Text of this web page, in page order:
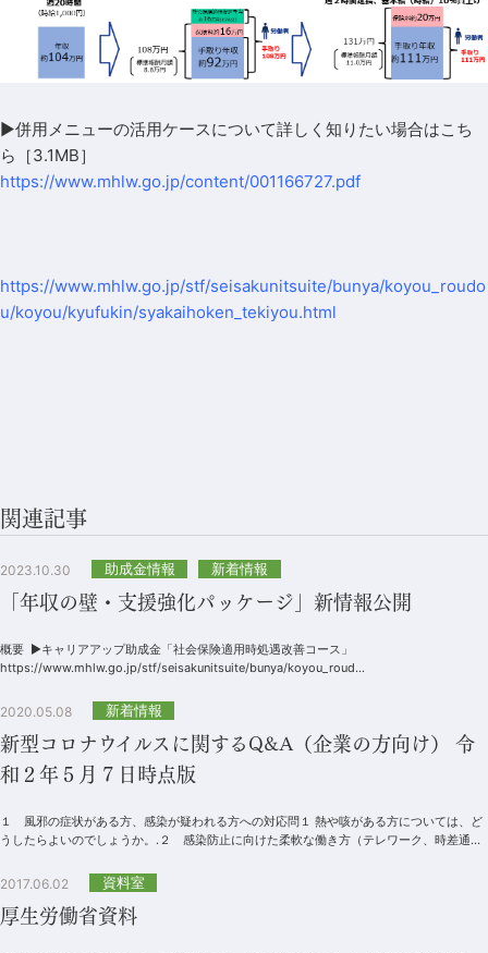
▶併用メニューの活用ケースについて詳しく知りたい場合はこち
ら［3.1MB］
https://www.mhlw.go.jp/content/001166727.pdf
https://www.mhlw.go.jp/stf/seisakunitsuite/bunya/koyou_roudo
u/koyou/kyufukin/syakaihoken_tekiyou.html
関連記事
2023.10.30 助成金情報 新着情報
「年収の壁・支援強化パッケージ」新情報公開
概要 ▶キャリアアップ助成金「社会保険適用時処遇改善コース」
https://www.mhlw.go.jp/stf/seisakunitsuite/bunya/koyou_roud...
2020.05.08 新着情報
新型コロナウイルスに関するQ&A（企業の方向け） 令
和２年５月７日時点版
１ 風邪の症状がある方、感染が疑われる方への対応問１ 熱や咳がある方については、ど
うしたらよいのでしょうか。.２ 感染防止に向けた柔軟な働き方（テレワーク、時差通
2017.06.02 資料室
厚生労働省資料